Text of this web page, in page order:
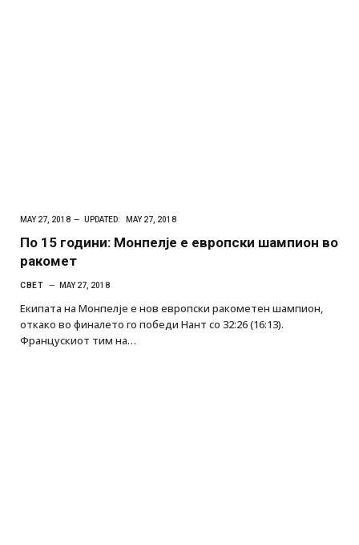
MAY 27, 2018 UPDATED: MAY 27, 2018
По 15 години: Монпелје е европски шампион во
ракомет
СВЕТ MAY 27, 2018
Екипата на Монпелје е нов европски ракометен шампион,
откако во финалето го победи Нант со 32:26 (16:13).
Францускиот тим на…